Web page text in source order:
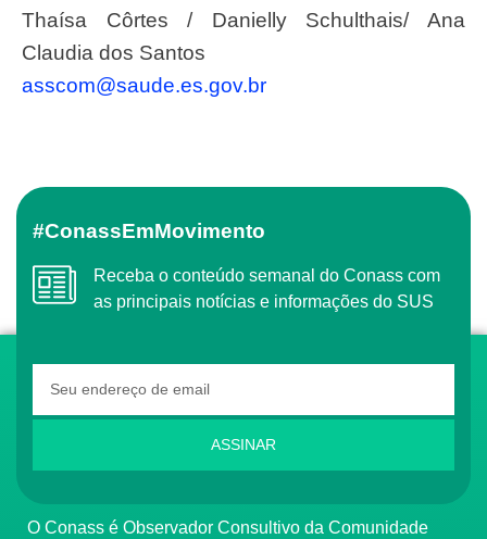
Thaísa Côrtes / Danielly Schulthais/ Ana
Claudia dos Santos
asscom@saude.es.gov.br
#ConassEmMovimento
Receba o conteúdo semanal do Conass com
as principais notícias e informações do SUS
ASSINAR
O Conass é Observador Consultivo da Comunidade